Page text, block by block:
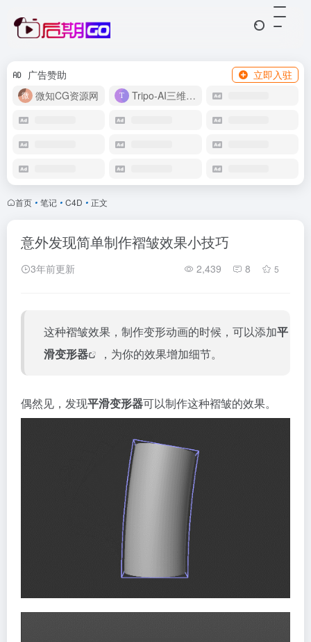
广告赞助
立即入驻
微知CG资源网
Tripo-AI三维模型
首页 • 笔记 • C4D • 正文
意外发现简单制作褶皱效果小技巧
3年前更新 2,439 8 5
这种褶皱效果，制作变形动画的时候，可以添加平
滑变形器 ，为你的效果增加细节。
偶然见，发现平滑变形器可以制作这种褶皱的效果。